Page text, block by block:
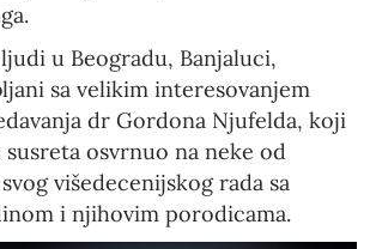
u Beogradu, Banjaluci,
sa velikim interesovanjem
dr Gordona Njufelda, koji
osvrnuo na neke od
višedecenijskog rada sa
i njihovim porodicama.